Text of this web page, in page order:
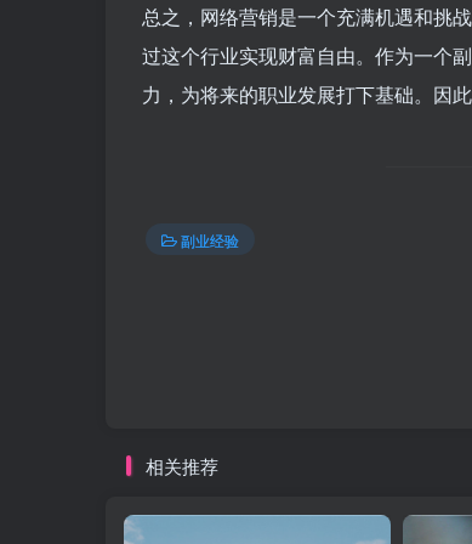
总之，网络营销是一个充满机遇和挑
过这个行业实现财富自由。作为一个
力，为将来的职业发展打下基础。因
副业经验
相关推荐